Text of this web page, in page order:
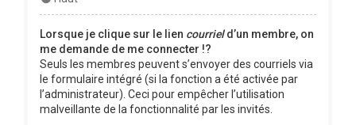
Lorsque je clique sur le lien courrield’un membre, on
me demande de me connecter !?
Seuls les membres peuvent s’envoyer des courriels via
le formulaire intégré (si la fonction a été activée par
l’administrateur). Ceci pour empêcher l’utilisation
malveillante de la fonctionnalité par les invités.